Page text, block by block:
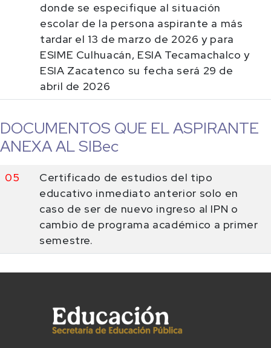
donde se especifique al situación
escolar de la persona aspirante a más
tardar el 13 de marzo de 2026 y para
ESIME Culhuacán, ESIA Tecamachalco y
ESIA Zacatenco su fecha será 29 de
abril de 2026
DOCUMENTOS QUE EL ASPIRANTE
ANEXA AL SIBec
05
Certificado de estudios del tipo
educativo inmediato anterior solo en
caso de ser de nuevo ingreso al IPN o
cambio de programa académico a primer
semestre.